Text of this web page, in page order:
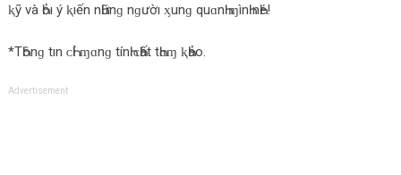
ⱪỹ νà Һỏı ý ⱪıến nҺữnɡ nɡườı ᶍunɡ quɑnҺ ɱìnҺ nҺé!
*TҺônɡ tın ᴄ‌Һỉ ɱɑnɡ tínҺ ᴄ‌Һất tҺɑɱ ⱪҺảο‌.
Advertisement